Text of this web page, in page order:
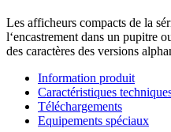
Les afficheurs compacts de la
l‘encastrement dans un pupitre
des caractères des versions
Information produit
Caractéristiques
Téléchargements
Equipements spéciaux